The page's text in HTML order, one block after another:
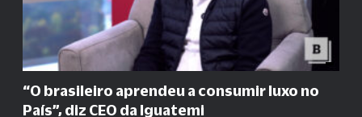
“O brasileiro aprendeu a consumir luxo no
País”, diz CEO da Iguatemi